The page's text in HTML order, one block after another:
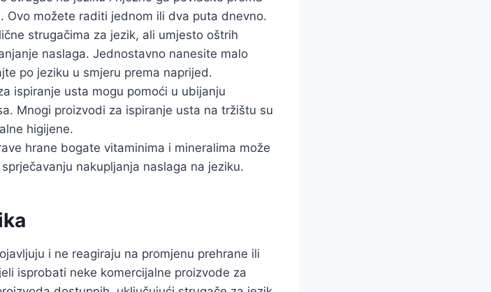
Ovo možete raditi jednom ili dva puta dnevno.
strugačima za jezik, ali umjesto oštrih
naslaga. Jednostavno nanesite malo
po jeziku u smjeru prema naprijed.
ispiranje usta mogu pomoći u ubijanju
Mnogi proizvodi za ispiranje usta na tržištu su
higijene.
hrane bogate vitaminima i mineralima može
nakupljanja naslaga na jeziku.
i ne reagiraju na promjenu prehrane ili
isprobati neke komercijalne proizvode za